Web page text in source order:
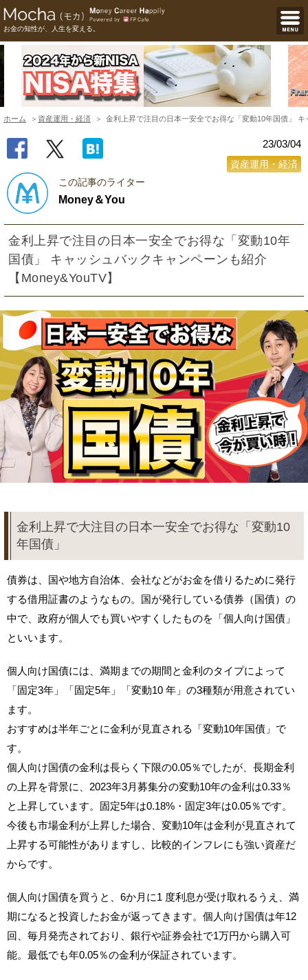
お金の知性が、人生を変える。
ホーム 資産運用・経済 金利上昇で注目の日本一安全でお得な「変動10年国債」
23/03/04
資産運用・経済
この記事のライター
Money＆You
金利上昇で注目の日本一安全でお得な「変動10年
国債」 キャッシュバックキャンペーンも紹介
【Money&YouTV】
金利上昇で大注目の日本一安全でお得な「変動10
年国債」
債券は、国や地方自治体、会社などがお金を借りるために発行
する借用証書のようなもの。国が発行している債券（国債）の
中で、政府が個人でも買いやすくしたものを「個人向け国債」
といいます。
個人向け国債には、満期までの期間と金利のタイプによって
「固定3年」「固定5年」「変動10 年」の3種類が用意されてい
ます。
おすすめは半年ごとに金利が見直される「変動10年国債」で
す。
個人向け国債の金利は長らく下限の0.05％でしたが、長期金利
の上昇を背景に、2023年3月募集分の変動10年の金利は0.33％
と上昇しています。固定5年は0.18%・固定3年は0.05％です。
今後も市場金利が上昇した場合、変動10年は金利が見直されて
上昇する可能性がありますし、比較的インフレにも強い資産だ
からです。
個人向け国債を買うと、6か月に1 度利息が受け取れるうえ、満
期になると投資したお金が返ってきます。個人向け国債は年12
回、毎月発売されており、銀行や証券会社で1万円から購入可
能。最低でも年0.05％の金利が保証されています。